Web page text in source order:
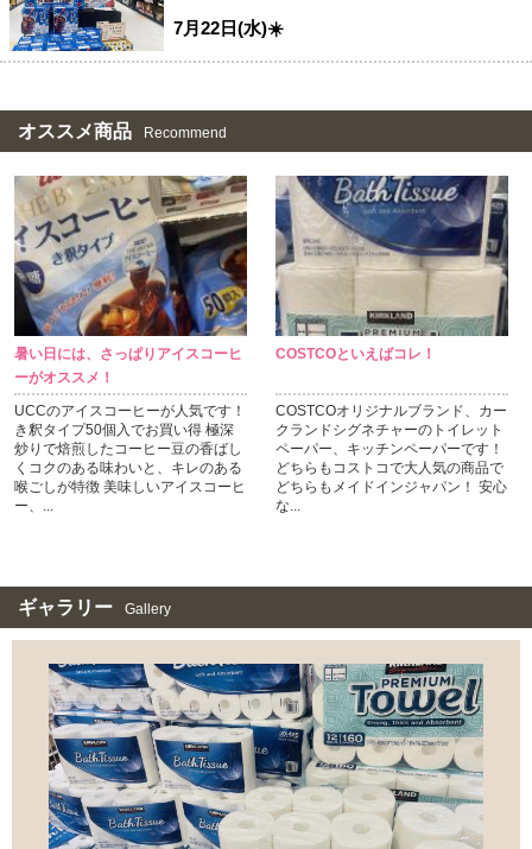
7月22日(水)☀️
オススメ商品 Recommend
暑い日には、さっぱりアイスコーヒ
ーがオススメ！
UCCのアイスコーヒーが人気です！
き釈タイプ50個入でお買い得 極深
炒りで焙煎したコーヒー豆の香ばし
くコクのある味わいと、キレのある
喉ごしが特徴 美味しいアイスコーヒ
ー、...
COSTCOといえばコレ！
COSTCOオリジナルブランド、カー
クランドシグネチャーのトイレット
ペーパー、キッチンペーパーです！
どちらもコストコで大人気の商品で
どちらもメイドインジャパン！ 安心
な...
ギャラリー Gallery